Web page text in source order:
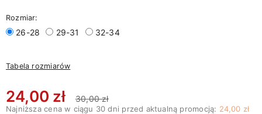
Rozmiar:
26-28 29-31 32-34
Tabela rozmiarów
24,00 zł 30,00 zł
Najniższa cena w ciągu 30 dni przed aktualną promocją: 24,00 zł